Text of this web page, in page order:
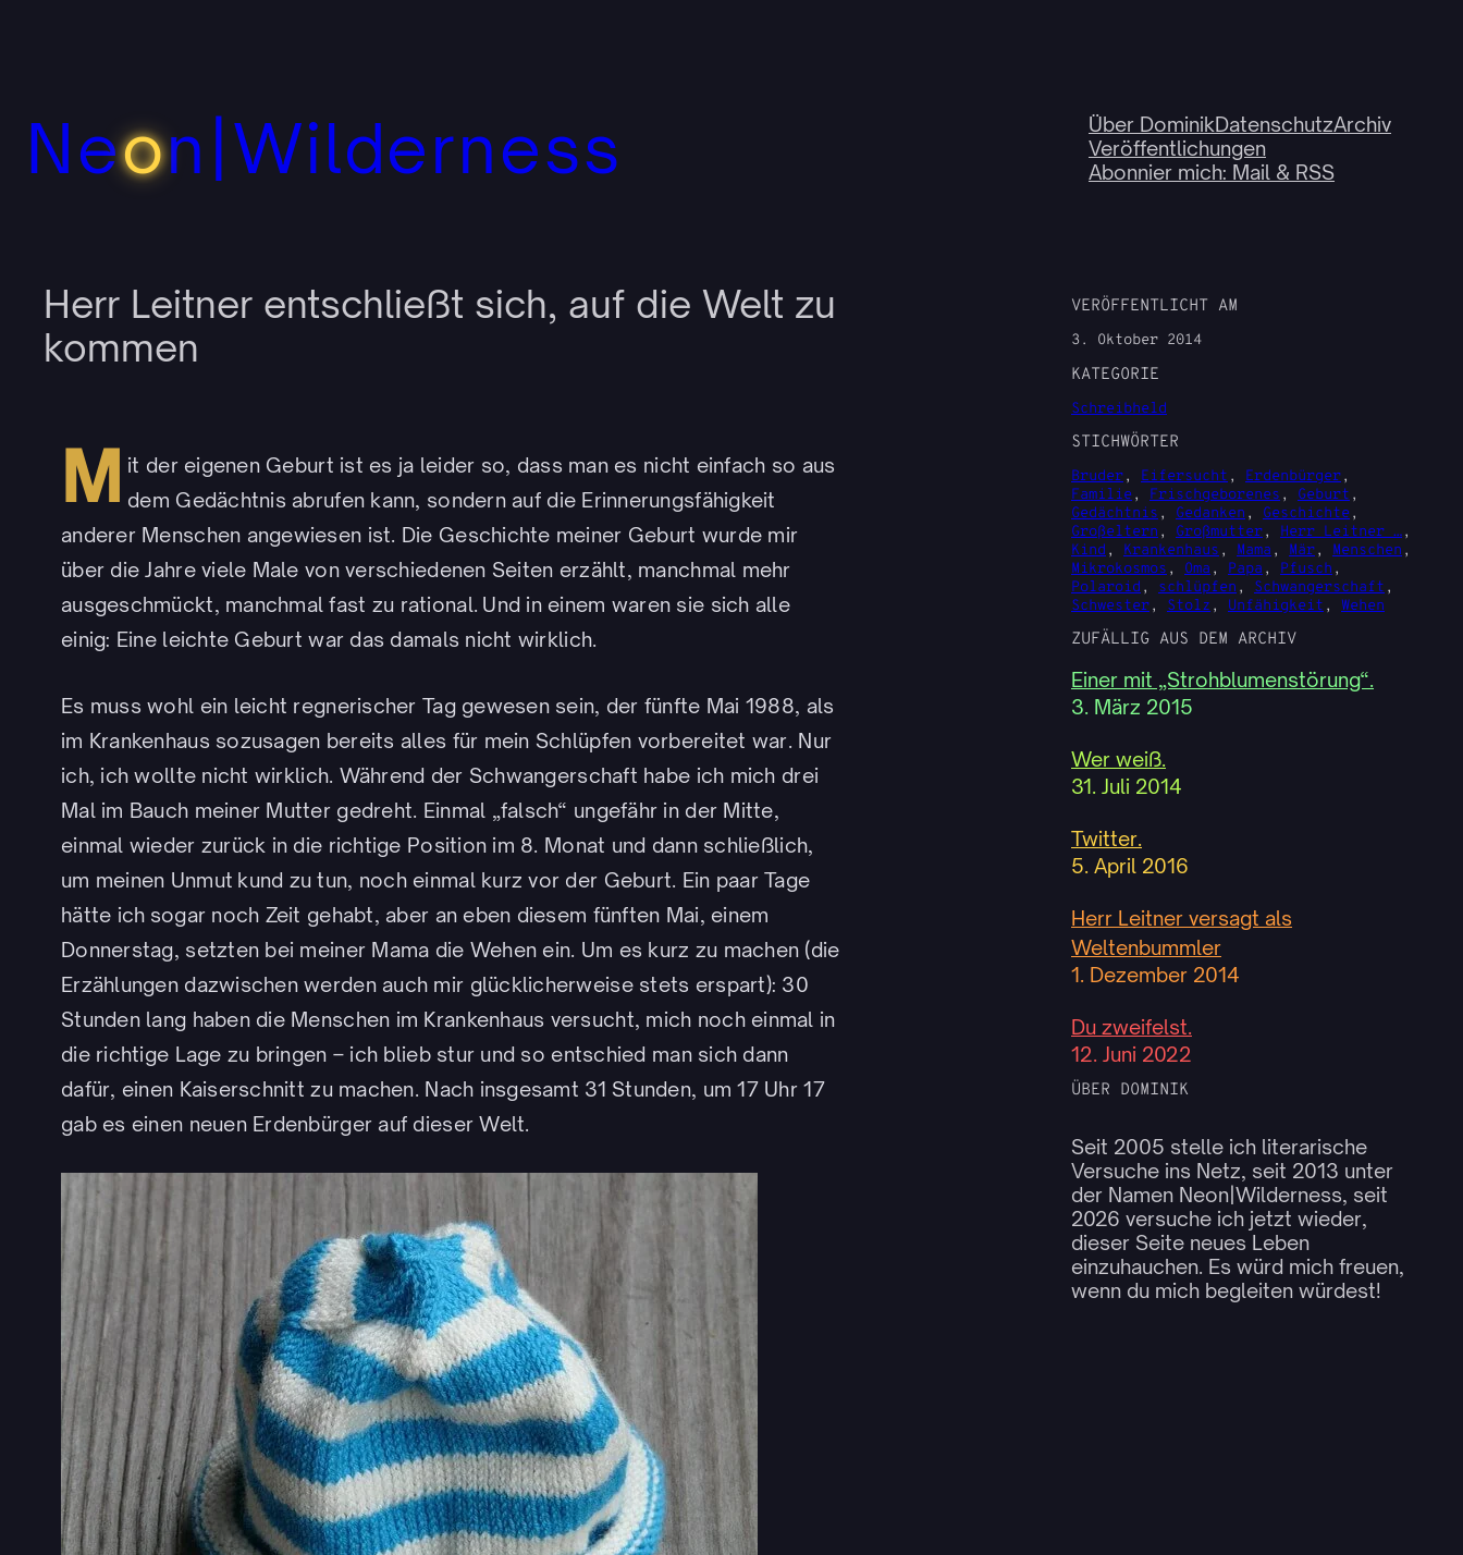
Neon|Wilderness Über DominikDatenschutzArchiv
Veröffentlichungen
Abonnier mich: Mail & RSS
Herr Leitner entschließt sich, auf die Welt zu
kommen
M it der eigenen Geburt ist es ja leider so, dass man es nicht einfach so aus
dem Gedächtnis abrufen kann, sondern auf die Erinnerungsfähigkeit
anderer Menschen angewiesen ist. Die Geschichte meiner Geburt wurde mir
über die Jahre viele Male von verschiedenen Seiten erzählt, manchmal mehr
ausgeschmückt, manchmal fast zu rational. Und in einem waren sie sich alle
einig: Eine leichte Geburt war das damals nicht wirklich.
Es muss wohl ein leicht regnerischer Tag gewesen sein, der fünfte Mai 1988, als
im Krankenhaus sozusagen bereits alles für mein Schlüpfen vorbereitet war. Nur
ich, ich wollte nicht wirklich. Während der Schwangerschaft habe ich mich drei
Mal im Bauch meiner Mutter gedreht. Einmal „falsch“ ungefähr in der Mitte,
einmal wieder zurück in die richtige Position im 8. Monat und dann schließlich,
um meinen Unmut kund zu tun, noch einmal kurz vor der Geburt. Ein paar Tage
hätte ich sogar noch Zeit gehabt, aber an eben diesem fünften Mai, einem
Donnerstag, setzten bei meiner Mama die Wehen ein. Um es kurz zu machen (die
Erzählungen dazwischen werden auch mir glücklicherweise stets erspart): 30
Stunden lang haben die Menschen im Krankenhaus versucht, mich noch einmal in
die richtige Lage zu bringen – ich blieb stur und so entschied man sich dann
dafür, einen Kaiserschnitt zu machen. Nach insgesamt 31 Stunden, um 17 Uhr 17
gab es einen neuen Erdenbürger auf dieser Welt.
VERÖFFENTLICHT AM
3. Oktober 2014
KATEGORIE
Schreibheld
STICHWÖRTER
Bruder, Eifersucht , Erdenbürger
Familie, Frischgeborenes , Geburt
Gedächtnis , Gedanken , Geschichte
Großeltern , Großmutter, Herr Leitner …
Kind , Krankenhaus , Mama , Mär, Menschen
Mikrokosmos , Oma , Papa , Pfusch
Polaroid , schlüpfen , Schwangerschaft
Schwester, Stolz , Unfähigkeit , Wehen
ZUFÄLLIG AUS DEM ARCHIV
Einer mit „Strohblumenstörung“.
3. März 2015
Wer weiß.
31. Juli 2014
Twitter.
5. April 2016
Herr Leitner versagt als
Weltenbummler
1. Dezember 2014
Du zweifelst.
12. Juni 2022
ÜBER DOMINIK
Seit 2005 stelle ich literarische
Versuche ins Netz, seit 2013 unter
der Namen Neon|Wilderness, seit
2026 versuche ich jetzt wieder,
dieser Seite neues Leben
einzuhauchen. Es würd mich freuen,
wenn du mich begleiten würdest!